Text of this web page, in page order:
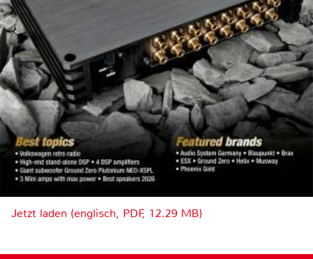
Jetzt laden (englisch, PDF, 12.29 MB)